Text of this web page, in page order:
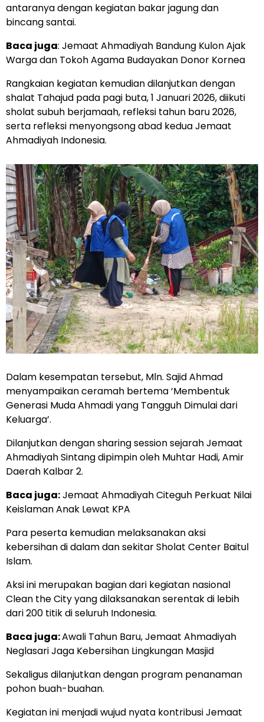
antaranya dengan kegiatan bakar jagung dan
bincang santai.
Baca juga: Jemaat Ahmadiyah Bandung Kulon Ajak
Warga dan Tokoh Agama Budayakan Donor Kornea
Rangkaian kegiatan kemudian dilanjutkan dengan
shalat Tahajud pada pagi buta, 1 Januari 2026, diikuti
sholat subuh berjamaah, refleksi tahun baru 2026,
serta refleksi menyongsong abad kedua Jemaat
Ahmadiyah Indonesia.
Dalam kesempatan tersebut, Mln. Sajid Ahmad
menyampaikan ceramah bertema ‘Membentuk
Generasi Muda Ahmadi yang Tangguh Dimulai dari
Keluarga’.
Dilanjutkan dengan sharing session sejarah Jemaat
Ahmadiyah Sintang dipimpin oleh Muhtar Hadi, Amir
Daerah Kalbar 2.
Baca juga:Jemaat Ahmadiyah Citeguh Perkuat Nilai
Keislaman Anak Lewat KPA
Para peserta kemudian melaksanakan aksi
kebersihan di dalam dan sekitar Sholat Center Baitul
Islam.
Aksi ini merupakan bagian dari kegiatan nasional
Clean the City yang dilaksanakan serentak di lebih
dari 200 titik di seluruh Indonesia.
Baca juga:Awali Tahun Baru, Jemaat Ahmadiyah
Neglasari Jaga Kebersihan Lingkungan Masjid
Sekaligus dilanjutkan dengan program penanaman
pohon buah-buahan.
Kegiatan ini menjadi wujud nyata kontribusi Jemaat